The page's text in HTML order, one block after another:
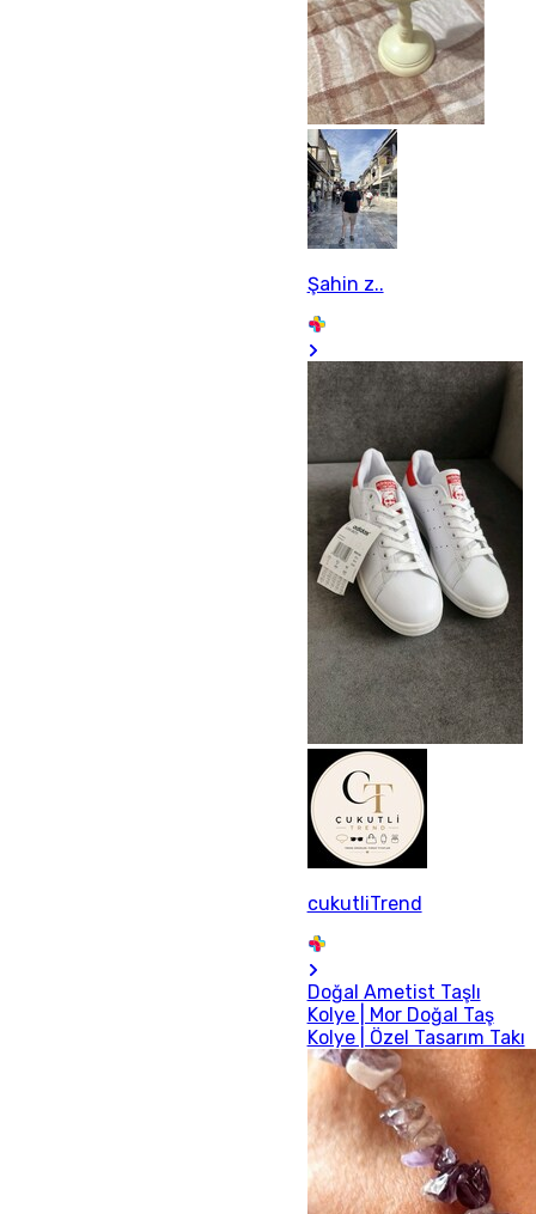
Şahin z..
cukutliTrend
Doğal Ametist Taşlı
Kolye | Mor Doğal Taş
Kolye | Özel Tasarım Takı